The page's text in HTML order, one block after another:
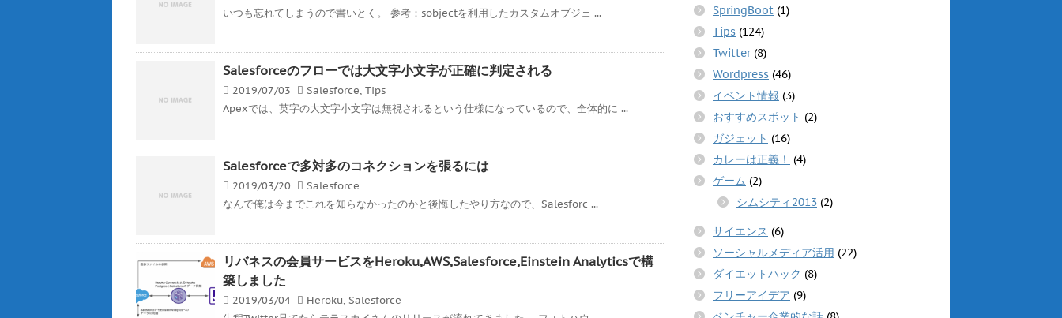
いつも忘れてしまうので書いとく。 参考：sobjectを利用したカスタムオブジェ ...
Salesforceのフローでは大文字小文字が正確に判定される
2019/07/03 Salesforce, Tips
Apexでは、英字の大文字小文字は無視されるという仕様になっているので、全体的に ...
Salesforceで多対多のコネクションを張るには
2019/03/20
Salesforce
なんで俺は今までこれを知らなかったのかと後悔したやり方なので、Salesforc ...
リバネスの会員サービスをHeroku,AWS,Salesforce,Einstein Analyticsで構
築しました
2019/03/04 Heroku, Salesforce
SpringBoot (1)
Tips (124)
Twitter(8)
Wordpress (46)
イベント情報 (3)
おすすめスポット (2)
ガジェット (16)
カレーは正義！
(4)
ゲーム (2)
シムシティ2013 (2)
サイエンス (6)
ソーシャルメディア活用 (22)
ダイエットハック (8)
フリーアイデア (9)